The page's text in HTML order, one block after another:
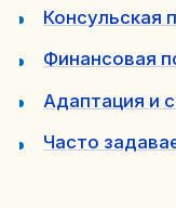
Консульская
Финансовая
Адаптация и
Часто